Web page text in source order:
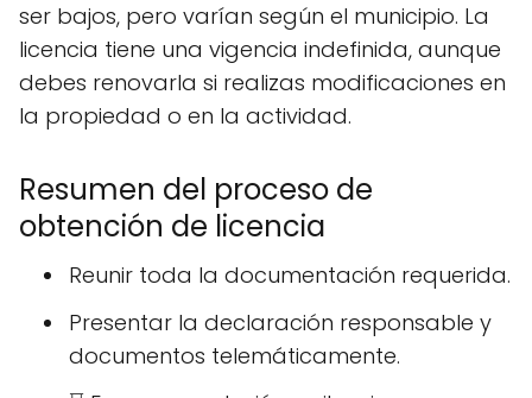
ser bajos, pero varían según el municipio. La
licencia tiene una vigencia indefinida, aunque
debes renovarla si realizas modificaciones en
la propiedad o en la actividad.
Resumen del proceso de
obtención de licencia
Reunir toda la documentación requerida.
Presentar la declaración responsable y
documentos telemáticamente.